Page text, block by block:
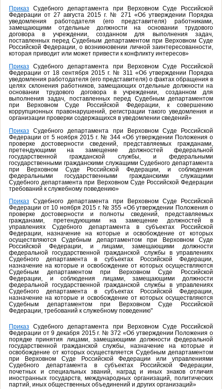
Приказ Судебного департамента при Верховном Суде Российской
Федерации от 27 августа 2015 г. № 271 «Об утверждении Порядка
уведомления работодателя (его представителя) работниками,
замещающими отдельные должности на основании трудового
договора в учреждении, созданном для выполнения задач,
поставленных перед Судебным департаментом при Верховном Суде
Российской Федерации, о возникновении личной заинтересованности,
которая приводит или может привести к конфликту интересов»
Приказ Судебного департамента при Верховном Суде Российской
Федерации от 18 сентября 2015 г. № 311 «Об утверждении Порядка
уведомления работодателя (его представителя) о фактах обращения в
целях склонения работников, замещающих отдельные должности на
основании трудового договора в учреждении, созданном для
выполнения задач, поставленных перед Судебным департаментом
при Верховном Суде Российской Федерации, к совершению
коррупционных правонарушений, регистрации такого уведомления и
организации проверки содержащихся в уведомлении сведений»
Приказ Судебного департамента при Верховном Суде Российской
Федерации от 5 ноября 2015 г. № 344 «Об утверждении Положения о
проверке достоверности сведений, представляемых гражданами,
претендующими на замещение должностей федеральной
государственной гражданской службы, и федеральными
государственными гражданскими служащими Судебного департамента
при Верховном Суде Российской Федерации, и соблюдения
федеральными государственными гражданскими служащими
Судебного департамента при Верховном Суде Российской Федерации
требований к служебному поведению»
Приказ Судебного департамента при Верховном Суде Российской
Федерации от 10 ноября 2015 г. № 355 «Об утверждении Положения о
проверке достоверности и полноты сведений, представляемых
гражданами, претендующими на замещение должностей в
управлениях Судебного департамента в субъектах Российской
Федерации, назначение на которые и освобождение от которых
осуществляются Судебным департаментом при Верховном Суде
Российской Федерации, и лицами, замещающими должности
федеральной государственной гражданской службы в управлениях
Судебного департамента в субъектах Российской Федерации,
назначение на которые и освобождение от которых осуществляются
Судебным департаментом при Верховном Суде Российской
Федерации, и соблюдения лицами, замещающими должности
федеральной государственной гражданской службы в управлениях
Судебного департамента в субъектах Российской Федерации,
назначение на которые и освобождение от которых осуществляются
Судебным департаментом при Верховном Суде Российской
Федерации, требований к служебному поведению"
Приказ Судебного департамента при Верховном Суде Российской
Федерации от 9 декабря 2015 г. № 372 «Об утверждении Положения о
порядке принятия лицами, замещающими должности федеральной
государственной гражданской службы, назначение на которые и
освобождение от которых осуществляется Судебным департаментом
при Верховном Суде Российской Федерации или управлениями
Судебного департамента в субъектах Российской Федерации,
почетных и специальных званий, наград и иных знаков отличия
иностранных государств, международных организаций, политических
партий, иных общественных объединений и других организаций»